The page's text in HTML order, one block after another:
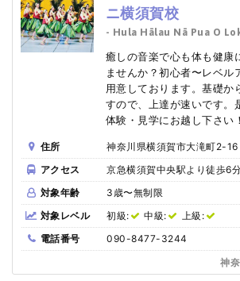
ニ横須賀校
- Hula Hālau Nā Pua O
癒しの音楽で心も体も健康
ませんか？初心者〜レベル
用意しております。基礎か
すので、上達が速いです。
体験・見学にお越し下さい！
住所
神奈川県横須賀市大滝町2-
アクセス
京急横須賀中央駅より徒歩6
対象年齢
3歳〜無制限
対象レベル
初級: 中級:
上級:
電話番号
090-8477-3244
神